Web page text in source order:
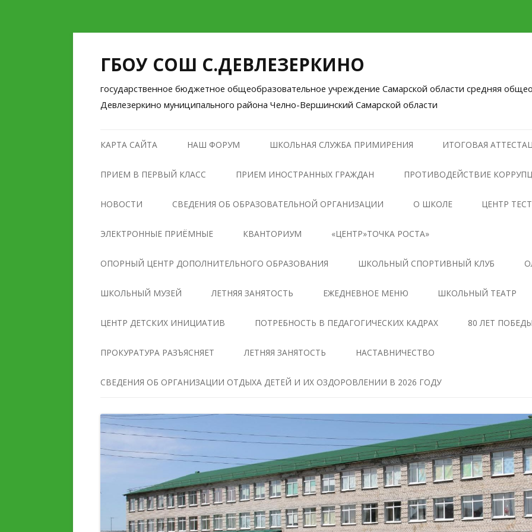
ГБОУ СОШ С.ДЕВЛЕЗЕРКИНО
государственное бюджетное общеобразовательное учреждение Самарской области средняя
Девлезеркино муниципального района Челно-Вершинский Самарской области
к
КАРТА САЙТА НАШ ФОРУМ ШКОЛЬНАЯ СЛУЖБА ПРИМИРЕНИЯ ИТОГОВАЯ
ПРИЕМ В ПЕРВЫЙ КЛАСС ПРИЕМ ИНОСТРАННЫХ ГРАЖДАН ПРОТИВОДЕЙСТВИЕ
НОРМАТИВНЫЕ ПРАВОВЫЕ И
ПРОТИВОДЕЙСТВИЯ
ЭКСПЕРТИЗА
МЕТОДИЧЕСКИЕ МАТЕРИАЛЫ
ФОРМЫ ДОКУМЕНТОВ,
ПРОТИВОДЕЙСТВИЕМ
ЗАПОЛНЕНИЯ
СВЕДЕНИЯ О ДОХОДАХ,
РАСХОДАХ, ОБ ИМУЩЕСТВЕ И
ОБЯЗАТЕЛЬСТВАХ
ИМУЩЕСТВЕННОГО
ХАРАКТЕРА
НОВОСТИ СВЕДЕНИЯ ОБ ОБРАЗОВАТЕЛЬНОЙ ОРГАНИЗАЦИИ
ОСНОВНЫЕ СВЕДЕНИЯ
СТРУКТУРА И ОРГАНЫ
ОБРАЗОВАТЕЛЬНОЙ
РУКОВОДСТВО
ПЕДАГОГИЧЕСКИЙ СОСТАВ
ТЕХНИЧЕСКОЕ ОБЕСПЕЧЕНИЕ
И ОСНАЩЕННОСТЬ
ОБРАЗОВАТЕЛЬНОГО
ПРОЦЕССА. ДОСТУПНАЯ
СРЕДА
О ШКОЛЕ ЦЕНТР
ЭЛЕКТРОННЫЕ ПРИЁМНЫЕ КВАНТОРИУМ «ЦЕНТР»ТОЧКА РОСТА»
ОБЩАЯ ИНФОРМАЦИЯ О
РЕГЛАМЕНТИРУЮЩИЕ
ПРОГРАММЫ ЦЕНТРА
ТЕХНИЧЕСКАЯ БАЗА
РЕЖИМ ЗАНЯТИЙ ЦЕНТРА
МЕРОПРИЯТИЯ ЦЕНТРА
ОПОРНЫЙ ЦЕНТР ДОПОЛНИТЕЛЬНОГО ОБРАЗОВАНИЯ ШКОЛЬНЫЙ СПОРТИВНЫЙ КЛУБ
ШКОЛЬНЫЙ МУЗЕЙ ЛЕТНЯЯ ЗАНЯТОСТЬ ЕЖЕДНЕВНОЕ МЕНЮ ШКОЛЬНЫЙ ТЕАТР
ЦЕНТР ДЕТСКИХ ИНИЦИАТИВ ПОТРЕБНОСТЬ В ПЕДАГОГИЧЕСКИХ КАДРАХ 80 ЛЕТ ПОБЕДЫ
ПРОКУРАТУРА РАЗЪЯСНЯЕТ ЛЕТНЯЯ ЗАНЯТОСТЬ НАСТАВНИЧЕСТВО
СВЕДЕНИЯ ОБ ОРГАНИЗАЦИИ ОТДЫХА ДЕТЕЙ И ИХ ОЗДОРОВЛЕНИИ В 2026 ГОДУ
ВОЖАТСКИЙ СОСТАВ
ДЕЯТЕЛЬНОСТЬ
МАТЕРИАЛЬНО-
ТЕХНИЧЕСКОЕ ОБЕСПЕЧЕНИЕ
И ОСНАЩЕННОСТЬ
ОРГАНИЗАЦИИ ОТДЫХА